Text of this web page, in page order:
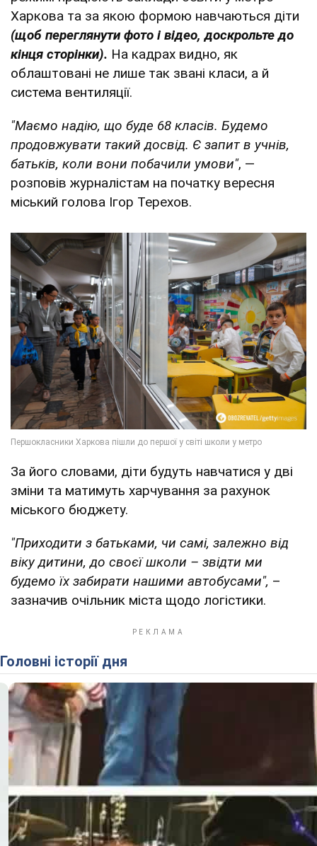
Харкова та за якою формою навчаються діти
(щоб переглянути фото і відео, доскрольте до
кінця сторінки). На кадрах видно, як
облаштовані не лише так звані класи, а й
система вентиляції.
"Маємо надію, що буде 68 класів. Будемо
продовжувати такий досвід. Є запит в учнів,
батьків, коли вони побачили умови", —
розповів журналістам на початку вересня
міський голова Ігор Терехов.
За його словами, діти будуть навчатися у дві
зміни та матимуть харчування за рахунок
міського бюджету.
"Приходити з батьками, чи самі, залежно від
віку дитини, до своєї школи – звідти ми
будемо їх забирати нашими автобусами", –
зазначив очільник міста щодо логістики.
Головні історії дня